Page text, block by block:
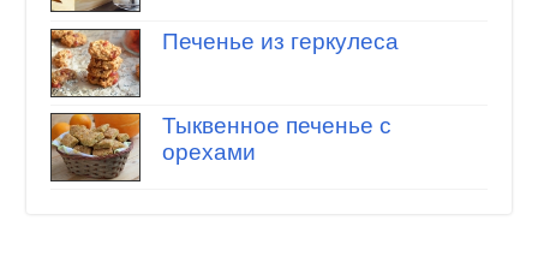
Печенье из геркулеса
Тыквенное печенье с
орехами